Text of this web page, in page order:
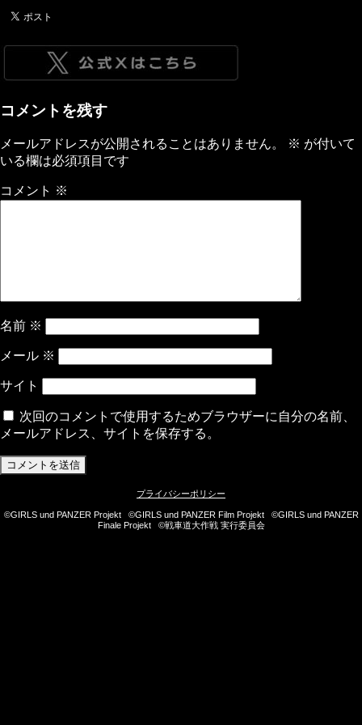
コメントを残す
メールアドレスが公開されることはありません。 ※ が付いて
いる欄は必須項目です
コメント ※
名前 ※
メール ※
サイト
次回のコメントで使用するためブラウザーに自分の名前、
メールアドレス、サイトを保存する。
プライバシーポリシー
©GIRLS und PANZER Projekt ©GIRLS und PANZER Film Projekt ©GIRLS und PANZER
Finale Projekt ©戦車道大作戦 実行委員会